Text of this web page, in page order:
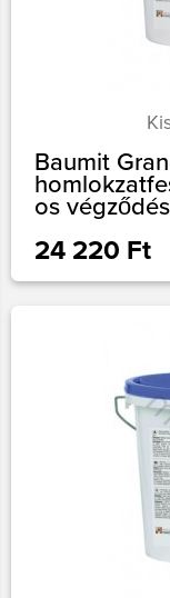
Baumit
os
24 220 Ft